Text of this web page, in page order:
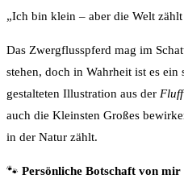
„Ich bin klein – aber die Welt
Das Zwergflusspferd mag im
stehen, doch in Wahrheit ist es
gestalteten Illustration aus der
auch die Kleinsten Großes
in der Natur zählt.
🐾 Persönliche Botschaft von mir